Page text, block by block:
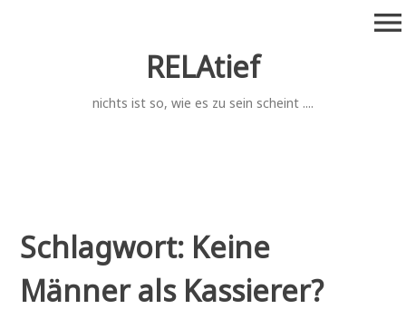
RELAtief
nichts ist so, wie es zu sein scheint ....
menu
Schlagwort: Keine
Männer als Kassierer?